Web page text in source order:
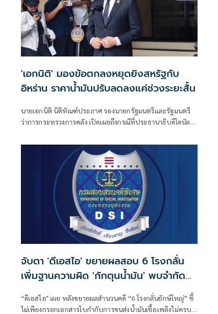
'เอกนิติ' มองข้อตกลงหยุดยิงสหรัฐกับ
อิหร่าน ราคาน้ำมันปรับลดลงแค่ช่วงระยะสั้น
นายเอกนิติ นิติทัณฑ์ประภาศ รองนายกรัฐมนตรีและรัฐมนตรี
ว่าการกระทรวงการคลัง เปิดเผยถึงกรณีที่ประธานาธิบดีโดนัลด์
อิหร่าน ได้ร่วมลงนามในบันทึกความเข้าใจ (MoU) ทางออนไลน์
เมื่อวันพุธ (17 มิ.ย.)
จับตา 'ดีเอสไอ' ขยายผลสอบ 6 โรงกลั่น
เพิ่มฐานความผิด 'กักตุนน้ำมัน' พบจำกัด
โควตาลูกค้าประจำ แต่มีขาจรแทรกผิดปกติ
“ดีเอสไอ" เผย หลังขยายผลสำนวนคดี “6 โรงกลั่นยักษ์ใหญ่” ชี้
ไม่เพียงกรอกเอกสารใบกำกับการขนส่งน้ำมันเชื้อเพลิงไม่ครบ